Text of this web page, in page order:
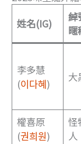
姓名(IG)
綽
暱
李多慧
(이다혜) 大
權喜原
(권희원)
怪
人